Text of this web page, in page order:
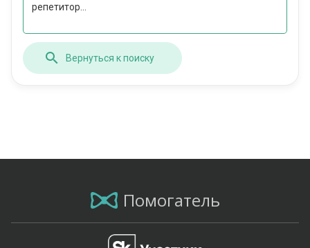
репетитор...
Вернуться к поиску
Помогатель